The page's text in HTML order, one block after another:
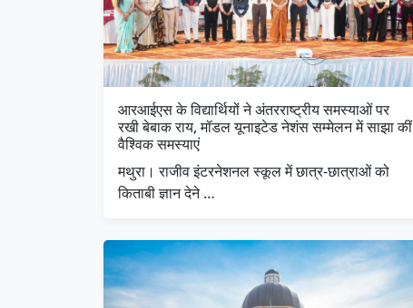
आरआईएस के विद्यार्थियों ने अंतरराष्ट्रीय समस्याओं पर
रखी बेबाक राय, मॉडल यूनाइटेड नेशंस सम्मेलन में साझा कीं
वैश्विक समस्याएं
मथुरा। राजीव इंटरनेशनल स्कूल में छात्र-छात्राओं को
किताबी ज्ञान देने …